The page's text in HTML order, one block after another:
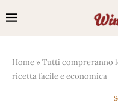
Home »Tutti compreranno
ricetta facile e economica